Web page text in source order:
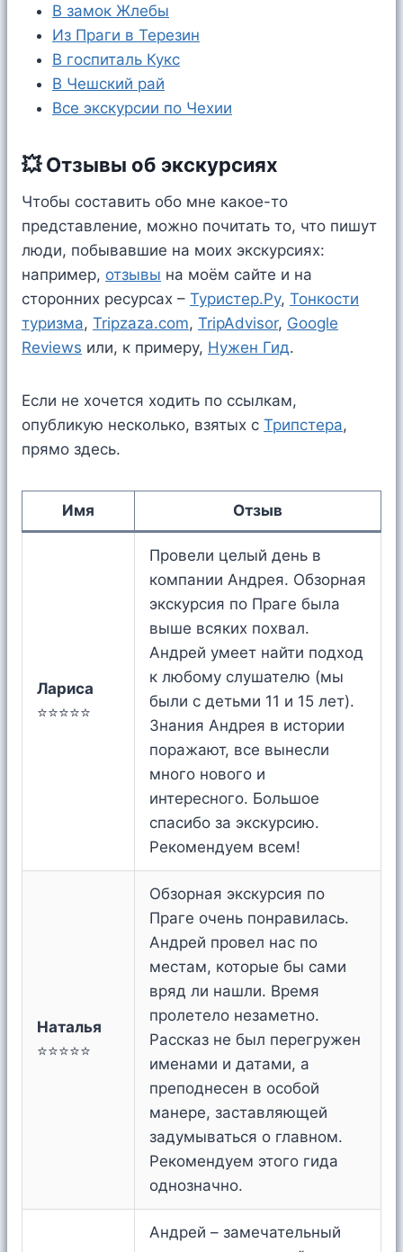
В замок Жлебы
Из Праги в Терезин
В госпиталь Кукс
В Чешский рай
Все экскурсии по Чехии
💥 Отзывы об экскурсиях
Чтобы составить обо мне какое-то
представление, можно почитать то, что пишут
люди, побывавшие на моих экскурсиях:
например, отзывы на моём сайте и на
сторонних ресурсах – Туристер.Ру, Тонкости
туризма, Tripzaza.com, TripAdvisor, Google
Reviews или, к примеру, Нужен Гид.
Если не хочется ходить по ссылкам,
опубликую несколько, взятых c Трипстера,
прямо здесь.
Имя Отзыв
Лариса
⭐⭐⭐⭐⭐
Провели целый день в
компании Андрея. Обзорная
экскурсия по Праге была
выше всяких похвал.
Андрей умеет найти подход
к любому слушателю (мы
были с детьми 11 и 15 лет).
Знания Андрея в истории
поражают, все вынесли
много нового и
интересного. Большое
спасибо за экскурсию.
Рекомендуем всем!
Наталья
⭐⭐⭐⭐⭐
Обзорная экскурсия по
Праге очень понравилась.
Андрей провел нас по
местам, которые бы сами
вряд ли нашли. Время
пролетело незаметно.
Рассказ не был перегружен
именами и датами, а
преподнесен в особой
манере, заставляющей
задумываться о главном.
Рекомендуем этого гида
однозначно.
Андрей – замечательный